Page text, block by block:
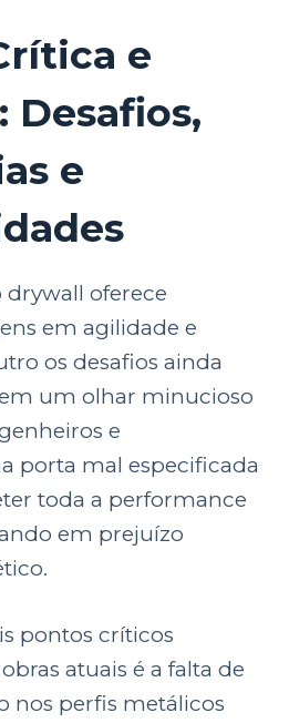
e
Desafios,
e
drywall oferece
em agilidade e
os desafios ainda
um olhar minucioso
e
porta mal especificada
toda a performance
em prejuízo
pontos críticos
atuais é a falta de
nos perfis metálicos